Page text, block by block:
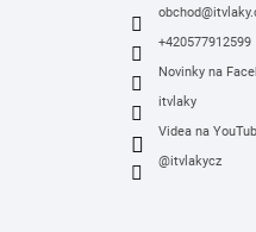
obchod@
+420577912599
Novinky na
itvlaky
Videa na
@itvlakycz